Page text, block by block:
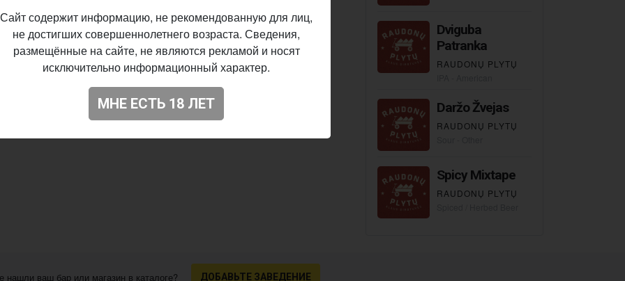
Dviguba
Patranka
RAUDONŲ PLYTŲ
Daržo Žvejas
RAUDONŲ PLYTŲ
Spicy Mixtape
RAUDONŲ PLYTŲ
нашли ваш бар или магазин в каталоге? ДОБАВЬТЕ ЗАВЕДЕНИЕ
Сайт содержит информацию, не рекомендованную для лиц,
не достигших совершеннолетнего возраста. Сведения,
размещённые на сайте, не являются рекламой и носят
исключительно информационный характер.
МНЕ ЕСТЬ 18 ЛЕТ